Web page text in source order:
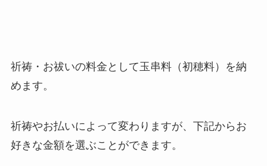
祈祷・お祓いの料金として玉串料（初穂料）を納
めます。
祈祷やお払いによって変わりますが、下記からお
好きな金額を選ぶことができます。